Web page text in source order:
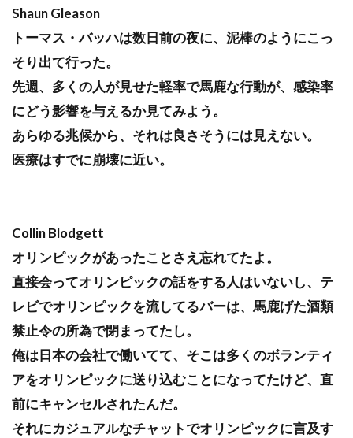
Shaun Gleason
トーマス・バッハは数日前の夜に、泥棒のようにこっ
そり出て行った。
先週、多くの人が見せた軽率で馬鹿な行動が、感染率
にどう影響を与えるか見てみよう。
あらゆる兆候から、それは良さそうには見えない。
医療はすでに崩壊に近い。
Collin Blodgett
オリンピックがあったことさえ忘れてたよ。
直接会ってオリンピックの話をする人はいないし、テ
レビでオリンピックを流してるバーは、馬鹿げた酒類
禁止令の所為で閉まってたし。
俺は日本の会社で働いてて、そこは多くのボランティ
アをオリンピックに送り込むことになってたけど、直
前にキャンセルされたんだ。
それにカジュアルなチャットでオリンピックに言及す